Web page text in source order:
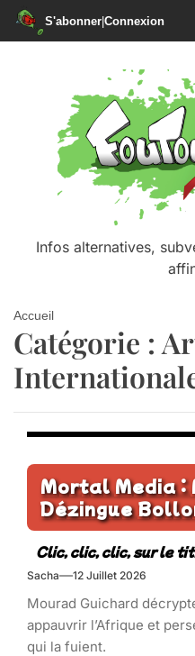
S'abonner|Connexion
Infos alternatives,
Accueil
Catégorie :
Mortal Media :
Dézingue
Sacha 12 Juillet 2026
Mourad Guichard
appauvrir l’Afrique et
qui la fuient.